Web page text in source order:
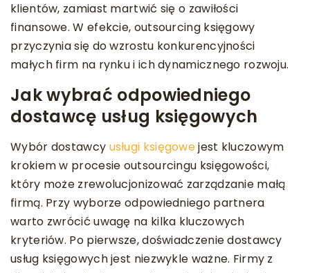
klientów, zamiast martwić się o zawiłości
finansowe. W efekcie, outsourcing księgowy
przyczynia się do wzrostu konkurencyjności
małych firm na rynku i ich dynamicznego rozwoju.
Jak wybrać odpowiedniego
dostawcę usług księgowych
Wybór dostawcy usługi księgowejest kluczowym
krokiem w procesie outsourcingu księgowości,
który może zrewolucjonizować zarządzanie małą
firmą. Przy wyborze odpowiedniego partnera
warto zwrócić uwagę na kilka kluczowych
kryteriów. Po pierwsze, doświadczenie dostawcy
usług księgowych jest niezwykle ważne. Firmy z